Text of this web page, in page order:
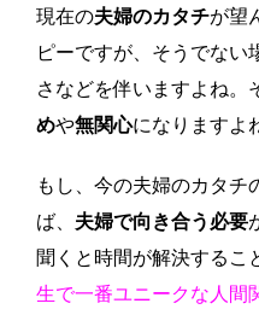
現在の夫婦のカタチが望
ピーですが、そうでない
さなどを伴いますよね。
めや無関心になりますよ
もし、今の夫婦のカタチ
ば、 夫婦で向き合う必要
聞くと時間が解決するこ
生で一番ユニークな人間